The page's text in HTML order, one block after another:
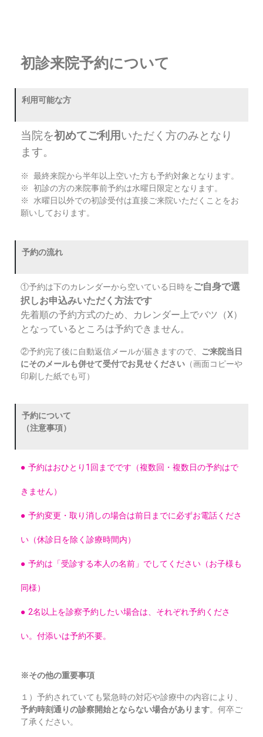
初診来院予約について
利用可能な方
当院を初めてご利用いただく方のみとなり
ます。
※ 最終来院から半年以上空いた方も予約対象となります。
※ 初診の方の来院事前予約は水曜日限定となります。
※ 水曜日以外での初診受付は直接ご来院いただくことをお
願いしております。
予約の流れ
①予約は下のカレンダーから空いている日時をご自身で選
択しお申込みいただく方法です
先着順の予約方式のため、カレンダー上でバツ（X）
となっているところは予約できません。
②予約完了後に自動返信メールが届きますので、 ご来院当日
にそのメールも併せて受付でお見せください （画面コピーや
印刷した紙でも可）
予約について
（注意事項）
● 予約はおひとり1回までです（複数回・複数日の予約はで
きません）
● 予約変更・取り消しの場合は前日までに必ずお電話くださ
い（休診日を除く診療時間内）
● 予約は「受診する本人の名前」でしてください（お子様も
同様）
● 2名以上を診察予約したい場合は、それぞれ予約くださ
い。付添いは予約不要。
※その他の重要事項
１）予約されていても緊急時の対応や診療中の内容により、
予約時刻通りの診察開始とならない場合があります。何卒ご
了承ください。